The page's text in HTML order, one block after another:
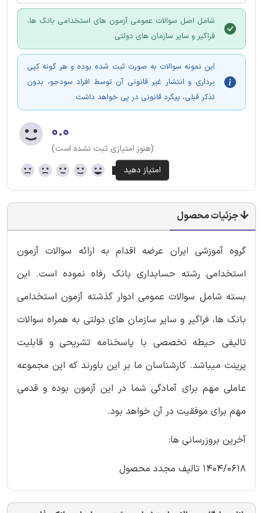
شامل اصل سوالات عمومی آزمون های استخدامی بانک ها،
فراگیر و سایر سازمان های دولتی
این نمونه سوالات به صورت ثبت شده بوده و هر گونه کپی
برداری و انتشار غیر قانونی آن توسط افراد سودجو، بدون
تذکر قبلی، پیگرد قانونی در پی خواهد داشت.
۰.۰
(هنوز امتیازی ثبت نشده است)
جزئیات محصول
گروه آموزشی ایران عرضه اقدام به ارائه سوالات آزمون
استخدامی رشته حسابداری بانک رفاه نموده است. این
بسته شامل سوالات عمومی ادوار گذشته آزمون استخدامی
بانک ها، فراگیر و سایر سازمان های دولتی به همراه سوالات
تالیفی حیطه تخصصی با پاسخنامه تشریحی و قابلیت
پرینت میباشد. کارشناسان ما بر این باورند که این مجموعه
عاملی مهم برای آمادگی شما در این آزمون بوده و قدمی
مهم برای موفقیت در آن خواهد بود.
آخرین بروزرسانی ها:
1404/0618 تالیف مجدد محصول